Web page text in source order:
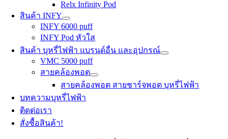
Relx Infinity Pod
สินค้า INFY
INFY 6000 puff
INFY Pod หัวใส
สินค้า บุหรี่ไฟฟ้า แบรนด์อื่น และอุปกรณ์
VMC 5000 puff
สายคล้องพอต
สายคล้องพอต สายชาร์จพอต บุหรี่ไฟฟ้า
บทความบุหรี่ไฟฟ้า
ติดต่อเรา
สั่งซื้อสินค้า!